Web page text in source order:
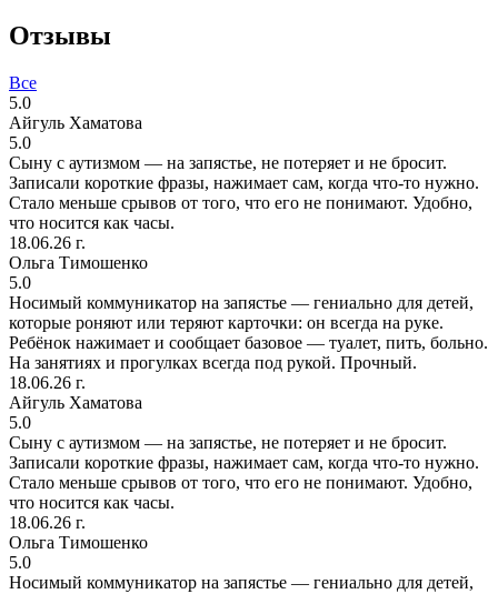
Отзывы
Все
5.0
Айгуль Хаматова
5.0
Сыну с аутизмом — на запястье, не потеряет и не бросит.
Записали короткие фразы, нажимает сам, когда что-то нужно.
Стало меньше срывов от того, что его не понимают. Удобно,
что носится как часы.
18.06.26 г.
Ольга Тимошенко
5.0
Носимый коммуникатор на запястье — гениально для детей,
которые роняют или теряют карточки: он всегда на руке.
Ребёнок нажимает и сообщает базовое — туалет, пить, больно.
На занятиях и прогулках всегда под рукой. Прочный.
18.06.26 г.
Айгуль Хаматова
5.0
Сыну с аутизмом — на запястье, не потеряет и не бросит.
Записали короткие фразы, нажимает сам, когда что-то нужно.
Стало меньше срывов от того, что его не понимают. Удобно,
что носится как часы.
18.06.26 г.
Ольга Тимошенко
5.0
Носимый коммуникатор на запястье — гениально для детей,